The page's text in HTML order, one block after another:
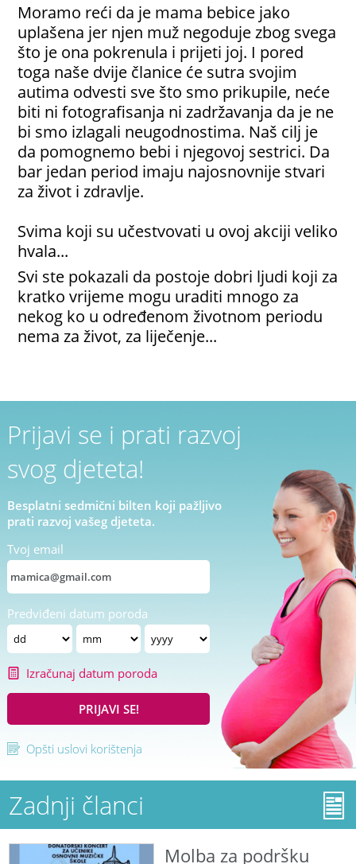
Moramo reći da je mama bebice jako
uplašena jer njen muž negoduje zbog svega
što je ona pokrenula i prijeti joj. I pored
toga naše dvije članice će sutra svojim
autima odvesti sve što smo prikupile, neće
biti ni fotografisanja ni zadržavanja da je ne
bi smo izlagali neugodnostima. Naš cilj je
da pomognemo bebi i njegovoj sestrici. Da
bar jedan period imaju najosnovnije stvari
za život i zdravlje.
Svima koji su učestvovati u ovoj akciji veliko
hvala...
Svi ste pokazali da postoje dobri ljudi koji za
kratko vrijeme mogu uraditi mnogo za
nekog ko u određenom životnom periodu
nema za život, za liječenje...
Prijavi se i prati razvoj
svog djeteta!
Besplatni sedmični bilten koji pažljivo
prati razvoj vašeg djeteta.
Tvoj email
Predviđeni datum poroda
Izračunaj datum poroda
PRIJAVI SE!
Opšti uslovi korištenja
Zadnji članci
Molba za podršku